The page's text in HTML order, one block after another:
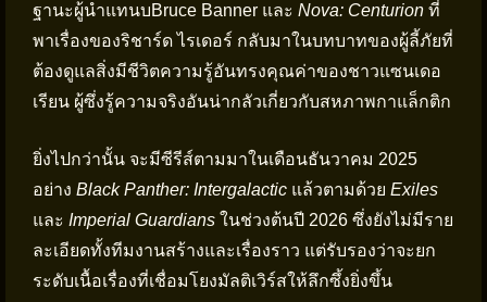
ฐานะผู้นำแทนบBruce Banner และ Nova: Centurion ที่
พาเรื่องของริชาร์ด ไรเดอร์ กลับมาในบทบาทของผู้ลี้ภัยที่
ต้องดูแลสิ่งมีชีวิตความรู้อันทรงคุณค่าของชาวแซนเดอ
เรียน ผู้ซึ่งรู้ความจริงอันน่ากลัวเกี่ยวกับสหภาพกาแล็กติก
ยิ่งไปกว่านั้น จะมีซีรีส์ตามมาในเดือนธันวาคม 2025
อย่าง Black Panther: Intergalactic แล้วตามด้วย Exiles
และ Imperial Guardians ในช่วงต้นปี 2026 ซึ่งยังไม่มีราย
ละเอียดทั้งทีมงานสร้างและเรื่องราว แต่รับรองว่าจะยก
ระดับเนื้อเรื่องที่เชื่อมโยงมัลติเวิร์สให้ลึกซึ้งยิ่งขึ้น